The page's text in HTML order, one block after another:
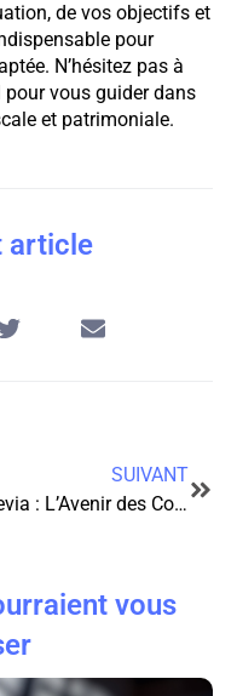
de vos objectifs et
pour
N’hésitez pas à
pour vous guider dans
et patrimoniale.
article
SUIVANT
Arkevia : L’Avenir des Coffres-Forts Numériques Redéfini
vous